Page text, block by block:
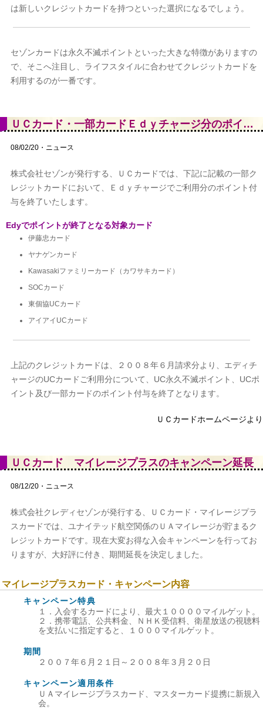
は新しいクレジットカードを持つといった選択になるでしょう。
セゾンカードは永久不滅ポイントといった大きな特徴がありますの
で、そこへ注目し、ライフスタイルに合わせてクレジットカードを
利用するのが一番です。
ＵＣカード・一部カードＥｄｙチャージ分のポイント付与が終了
08/02/20・ニュース
株式会社セゾンが発行する、ＵＣカードでは、下記に記載の一部ク
レジットカードにおいて、Ｅｄｙチャージでご利用分のポイント付
与を終了いたします。
Edyでポイントが終了となる対象カード
伊藤忠カード
ヤナゲンカード
Kawasakiファミリーカード（カワサキカード）
SOCカード
東個協UCカード
アイアイUCカード
上記のクレジットカードは、２００８年６月請求分より、エディチ
ャージのUCカードご利用分について、UC永久不滅ポイント、UCポ
イント及び一部カードのポイント付与を終了となります。
ＵＣカードホームページより
ＵＣカード マイレージプラスのキャンペーン延長
08/12/20・ニュース
株式会社クレディセゾンが発行する、ＵＣカード・マイレージプラ
スカードでは、ユナイテッド航空関係のＵＡマイレージが貯まるク
レジットカードです。現在大変お得な入会キャンペーンを行ってお
りますが、大好評に付き、期間延長を決定しました。
マイレージプラスカード・キャンペーン内容
キャンペーン特典
１．入会するカードにより、最大１００００マイルゲット。
２．携帯電話、公共料金、ＮＨＫ受信料、衛星放送の視聴料
を支払いに指定すると、１０００マイルゲット。
期間
２００７年６月２１日～２００８年３月２０日
キャンペーン適用条件
ＵＡマイレージプラスカード、マスターカード提携に新規入
会。